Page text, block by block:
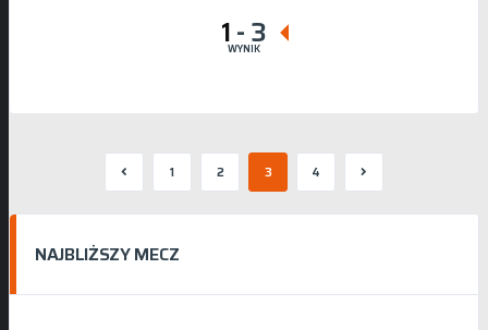
1-3
WYNIK
1 2 3 4
NAJBLIŻSZY MECZ